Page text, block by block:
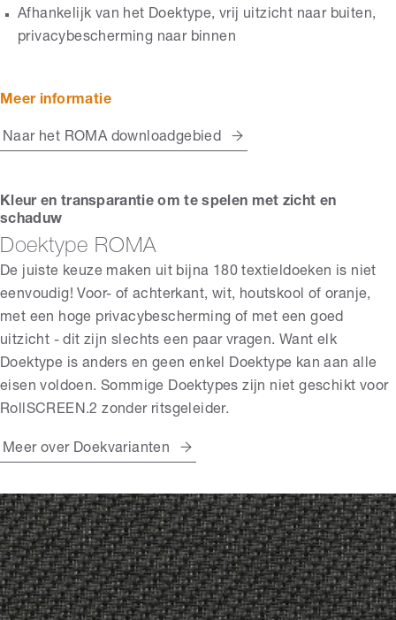
Afhankelijk van het Doektype, vrij uitzicht naar buiten,
privacybescherming naar binnen
Meer informatie
Naar het ROMA downloadgebied
Kleur en transparantie om te spelen met zicht en
schaduw
Doektype ROMA
De juiste keuze maken uit bijna 180 textieldoeken is niet
eenvoudig! Voor- of achterkant, wit, houtskool of oranje,
met een hoge privacybescherming of met een goed
uitzicht - dit zijn slechts een paar vragen. Want elk
Doektype is anders en geen enkel Doektype kan aan alle
eisen voldoen. Sommige Doektypes zijn niet geschikt voor
RollSCREEN.2 zonder ritsgeleider.
Meer over Doekvarianten